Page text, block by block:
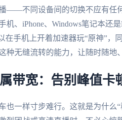
——不同设备间的切换不应有任
机、iPhone、Windows笔记本还
在手机上开着加速器玩“原神”
种无缝流转的能力，让随时随地
带宽：告别峰值卡
也一样寸步难行。这就是为什么